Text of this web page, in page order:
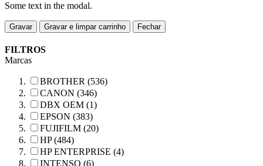
Some text in the modal.
Gravar Gravar e limpar carrinho Fechar
FILTROS
Marcas
BROTHER (536)
CANON (346)
DBX OEM (1)
EPSON (383)
FUJIFILM (20)
HP (484)
HP ENTERPRISE (4)
INTENSO (6)